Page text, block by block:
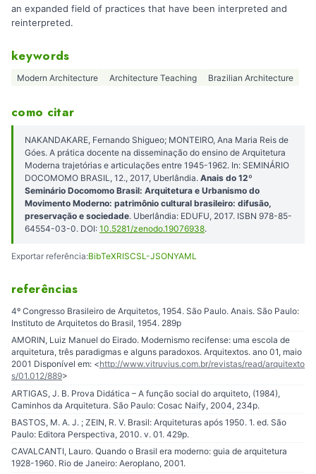
an expanded field of practices that have been interpreted and
reinterpreted.
keywords
Modern Architecture Architecture Teaching Brazilian Architecture
como citar
NAKANDAKARE, Fernando Shigueo; MONTEIRO, Ana Maria Reis de
Góes. A prática docente na disseminação do ensino de Arquitetura
Moderna trajetórias e articulações entre 1945-1962. In: SEMINÁRIO
DOCOMOMO BRASIL, 12., 2017, Uberlândia. Anais do 12º
Seminário Docomomo Brasil: Arquitetura e Urbanismo do
Movimento Moderno: patrimônio cultural brasileiro: difusão,
preservação e sociedade. Uberlândia: EDUFU, 2017. ISBN 978-85-
64554-03-0. DOI: 10.5281/zenodo.19076938.
Exportar referência:BibTeXRISCSL-JSONYAML
referências
4º Congresso Brasileiro de Arquitetos, 1954. São Paulo. Anais. São Paulo:
Instituto de Arquitetos do Brasil, 1954. 289p
AMORIN, Luiz Manuel do Eirado. Modernismo recifense: uma escola de
arquitetura, três paradigmas e alguns paradoxos. Arquitextos. ano 01, maio
2001 Disponível em: <http://www.vitruvius.com.br/revistas/read/arquitexto
s/01.012/889>
ARTIGAS, J. B. Prova Didática – A função social do arquiteto, (1984),
Caminhos da Arquitetura. São Paulo: Cosac Naify, 2004, 234p.
BASTOS, M. A. J. ; ZEIN, R. V. Brasil: Arquiteturas após 1950. 1. ed. São
Paulo: Editora Perspectiva, 2010. v. 01. 429p.
CAVALCANTI, Lauro. Quando o Brasil era moderno: guia de arquitetura
1928-1960. Rio de Janeiro: Aeroplano, 2001.